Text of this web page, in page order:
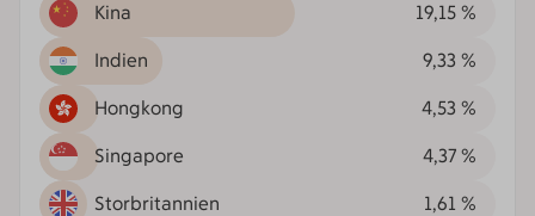
Kina 19,15 %
Indien 9,33 %
Hongkong 4,53 %
Singapore 4,37 %
Storbritannien 1,61 %